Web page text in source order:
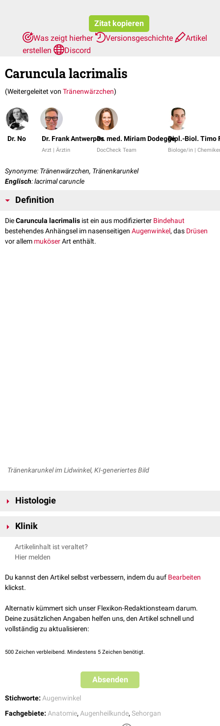
Zitat kopieren
Was zeigt hierher
Versionsgeschichte
Artikel
erstellen
Discord
Caruncula lacrimalis
(Weitergeleitet von Tränenwärzchen)
Dr. No Dr. Frank Antwerpes
Arzt | Ärztin
Dr. med. Miriam Dodegge
DocCheck Team
Dipl.-Biol. Timo
Biologe/in |
Synonyme: Tränenwärzchen, Tränenkarunkel
Englisch: lacrimal caruncle
Definition
DieCaruncula lacrimalis ist ein aus modifizierter Bindehaut
bestehendes Anhängsel im nasenseitigen Augenwinkel, das Drüsen
vor allem muköserArt enthält.
Tränenkarunkel im Lidwinkel, KI-generiertes Bild
Histologie
überzogen.
Klinik
Artikelinhalt ist veraltet?
Hier melden
Du kannst den Artikel selbst verbessern, indem du auf Bearbeiten
klickst.
Alternativ kümmert sich unser Flexikon-Redaktionsteam darum.
Deine zusätzlichen Angaben helfen uns, den Artikel schnell und
vollständig zu aktualisieren:
500 Zeichen verbleibend. Mindestens 5 Zeichen benötigt.
Absenden
Stichworte: Augenwinkel
Fachgebiete: Anatomie, Augenheilkunde, Sehorgan